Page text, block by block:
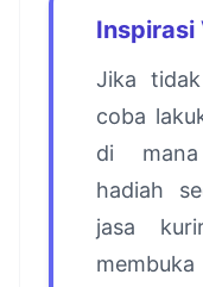
Inspirasi
Jika
coba
di mana
hadiah
jasa